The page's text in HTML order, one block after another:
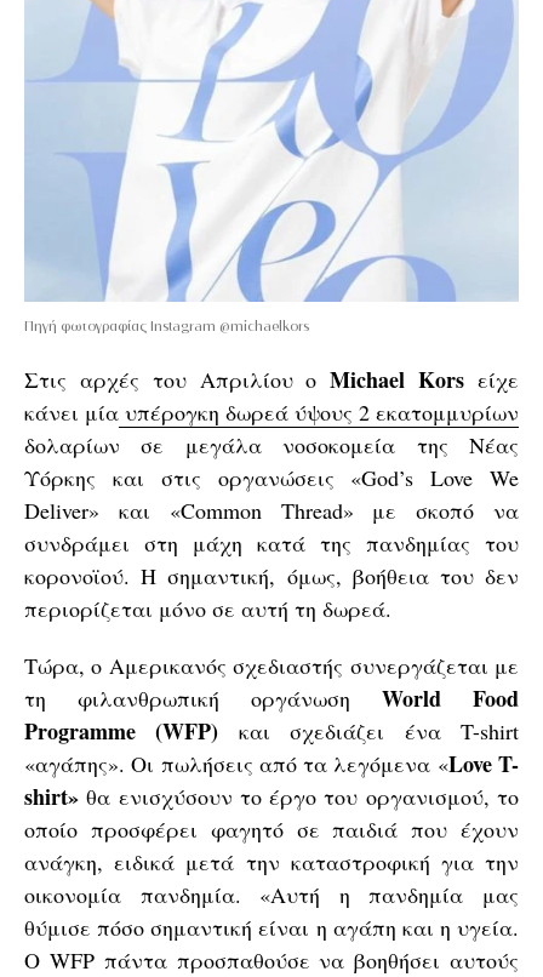
Πηγή φωτογραφίας Instagram @michaelkors
Στις αρχές του Απριλίου οMichael Kors είχε
κάνει μία υπέρογκη δωρεά ύψους 2 εκατομμυρίων
δολαρίων σε μεγάλα νοσοκομεία της Νέας
Υόρκης και στις οργανώσεις «God’s Love We
Deliver» και «Common Thread» με σκοπό να
συνδράμει στη μάχη κατά της πανδημίας του
κορονοϊού. Η σημαντική, όμως, βοήθεια του δεν
περιορίζεται μόνο σε αυτή τη δωρεά.
Τώρα, ο Αμερικανός σχεδιαστής συνεργάζεται με
τη φιλανθρωπική οργάνωση World Food
Programme (WFP) και σχεδιάζει ένα T-shirt
«αγάπης». Οι πωλήσεις από τα λεγόμενα «Love T-
shirt» θα ενισχύσουν το έργο του οργανισμού, το
οποίο προσφέρει φαγητό σε παιδιά που έχουν
ανάγκη, ειδικά μετά την καταστροφική για την
οικονομία πανδημία. «Αυτή η πανδημία μας
θύμισε πόσο σημαντική είναι η αγάπη και η υγεία.
Ο WFP πάντα προσπαθούσε να βοηθήσει αυτούς